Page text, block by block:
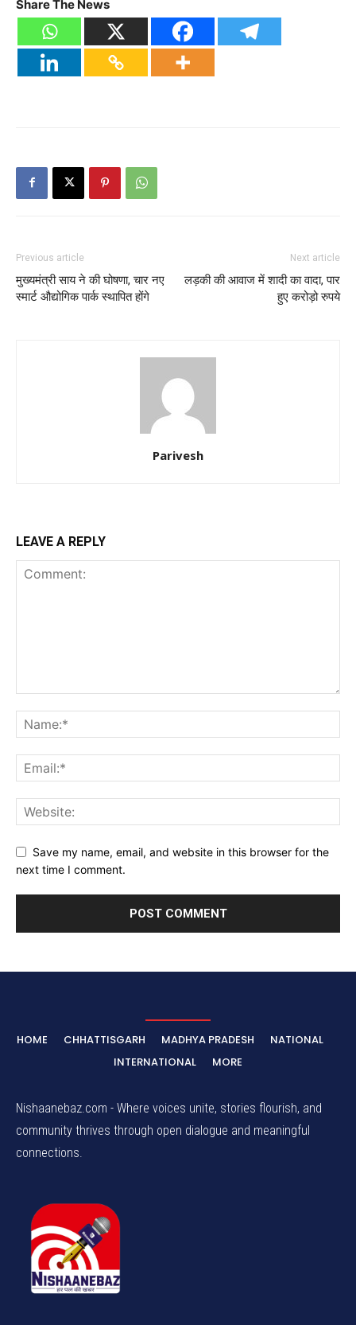
Share The News
Previous article
मुख्यमंत्री साय ने की घोषणा, चार नए
स्मार्ट औद्योगिक पार्क स्थापित होंगे
Next article
लड़की की आवाज में शादी का वादा, पार
हुए करोड़ो रुपये
Parivesh
LEAVE A REPLY
Save my name, email, and website in this browser for the
next time I comment.
HOME CHHATTISGARH MADHYA PRADESH
NATIONAL
INTERNATIONAL
MORE
Nishaanebaz.com - Where voices unite, stories flourish, and
community thrives through open dialogue and meaningful
connections.